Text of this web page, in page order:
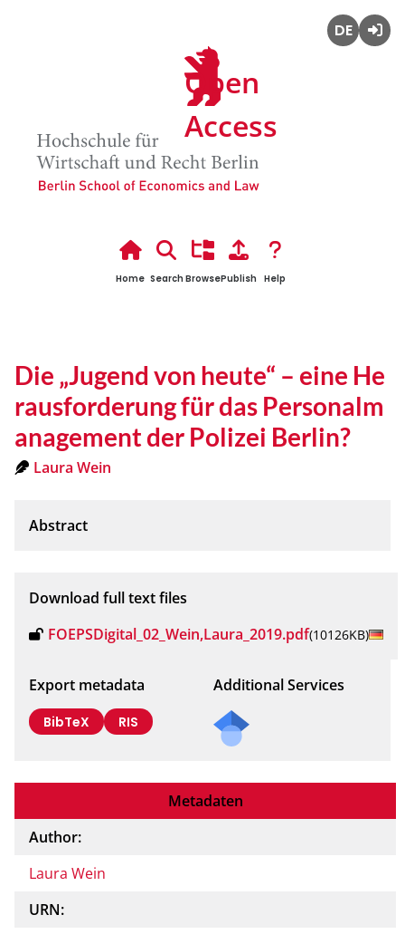
Open
Access
Home Search BrowsePublish Help
Die „Jugend von heute“ – eine He
rausforderung für das Personalm
anagement der Polizei Berlin?
Laura Wein
Download full text files
FOEPSDigital_02_Wein,Laura_2019.pdf(10126KB)
Export metadata
BibTeX RIS
Additional Services
Metadaten
Author:
Laura Wein
URN: